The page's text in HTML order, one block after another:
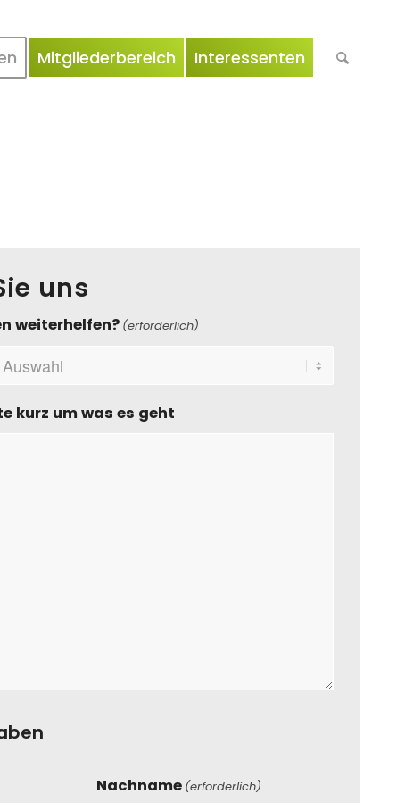
Mitgliederbereich Interessenten
uns
weiterhelfen? (erforderlich)
kurz um was es geht
Nachname (erforderlich)